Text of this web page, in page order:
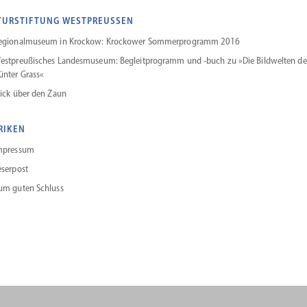
WESTPREUSSEN
in Krockow: Krockower Sommer­pro­gramm 2016
Landes­museum: Begleit­pro­gramm und ‑buch zu »Die Bildwelten
Grass«
über den Zaun
guten Schluss